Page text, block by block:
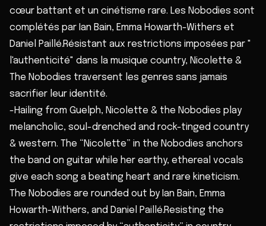
cœur battant et un cinétisme rare. Les Nobodies sont
complétés par Ian Bain, Emma Howarth-Withers et
Daniel Paillé.Résistant aux restrictions imposées par "
l'authenticité" dans la musique country, Nicolette &
The Nobodies traversent les genres sans jamais
sacrifier leur identité.
-Hailing from Guelph, Nicolette & the Nobodies play
melancholic, soul-drenched and rock-tinged country
& western. The “Nicolette” in the Nobodies anchors
the band on guitar while her earthy, ethereal vocals
give each song a beating heart and rare kineticism.
The Nobodies are rounded out by Ian Bain, Emma
Howarth-Withers, and Daniel Paillé.Resisting the